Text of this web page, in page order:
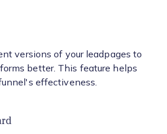
versions of your leadpages to
better. This feature helps
effectiveness.